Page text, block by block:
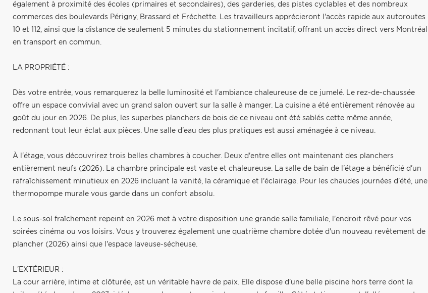
également à proximité des écoles (primaires et secondaires), des garderies, des pistes cyclables et des nombreux
commerces des boulevards Périgny, Brassard et Fréchette. Les travailleurs apprécieront l'accès rapide aux autoroutes
10 et 112, ainsi que la distance de seulement 5 minutes du stationnement incitatif, offrant un accès direct vers Montréal
en transport en commun.
LA PROPRIÉTÉ :
Dès votre entrée, vous remarquerez la belle luminosité et l'ambiance chaleureuse de ce jumelé. Le rez-de-chaussée
offre un espace convivial avec un grand salon ouvert sur la salle à manger. La cuisine a été entièrement rénovée au
goût du jour en 2026. De plus, les superbes planchers de bois de ce niveau ont été sablés cette même année,
redonnant tout leur éclat aux pièces. Une salle d'eau des plus pratiques est aussi aménagée à ce niveau.
À l'étage, vous découvrirez trois belles chambres à coucher. Deux d'entre elles ont maintenant des planchers
entièrement neufs (2026). La chambre principale est vaste et chaleureuse. La salle de bain de l'étage a bénéficié d'un
rafraîchissement minutieux en 2026 incluant la vanité, la céramique et l'éclairage. Pour les chaudes journées d'été, une
thermopompe murale vous garde dans un confort absolu.
Le sous-sol fraîchement repeint en 2026 met à votre disposition une grande salle familiale, l'endroit rêvé pour vos
soirées cinéma ou vos loisirs. Vous y trouverez également une quatrième chambre dotée d'un nouveau revêtement de
plancher (2026) ainsi que l'espace laveuse-sécheuse.
L'EXTÉRIEUR :
La cour arrière, intime et clôturée, est un véritable havre de paix. Elle dispose d'une belle piscine hors terre dont la